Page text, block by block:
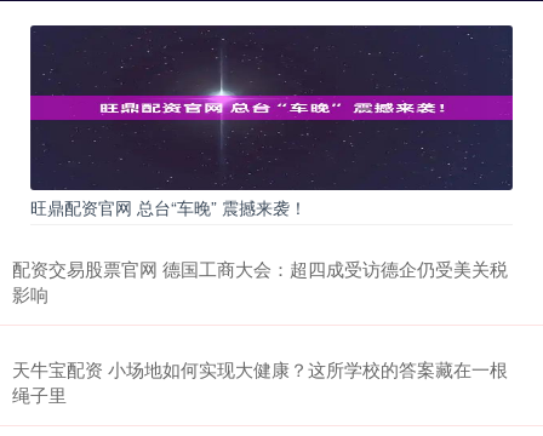
旺鼎配资官网 总台“车晚” 震撼来袭！
配资交易股票官网 德国工商大会：超四成受访德企仍受美关税
影响
天牛宝配资 小场地如何实现大健康？这所学校的答案藏在一根
绳子里